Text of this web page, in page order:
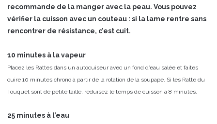
recommande de la manger avec la peau. Vous pouvez
vérifier la cuisson avec un couteau : si la lame rentre sans
rencontrer de résistance, c’est cuit.
10 minutes à la vapeur
Placez les Rattes dans un autocuiseur avec un fond d’eau salée et faites
cuire 10 minutes chrono à partir de la rotation de la soupape. Si les Ratte du
Touquet sont de petite taille, réduisez le temps de cuisson à 8 minutes.
25 minutes à l’eau